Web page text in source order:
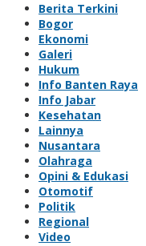
Berita Terkini
Bogor
Ekonomi
Galeri
Hukum
Info Banten Raya
Info Jabar
Kesehatan
Lainnya
Nusantara
Olahraga
Opini & Edukasi
Otomotif
Politik
Regional
Video